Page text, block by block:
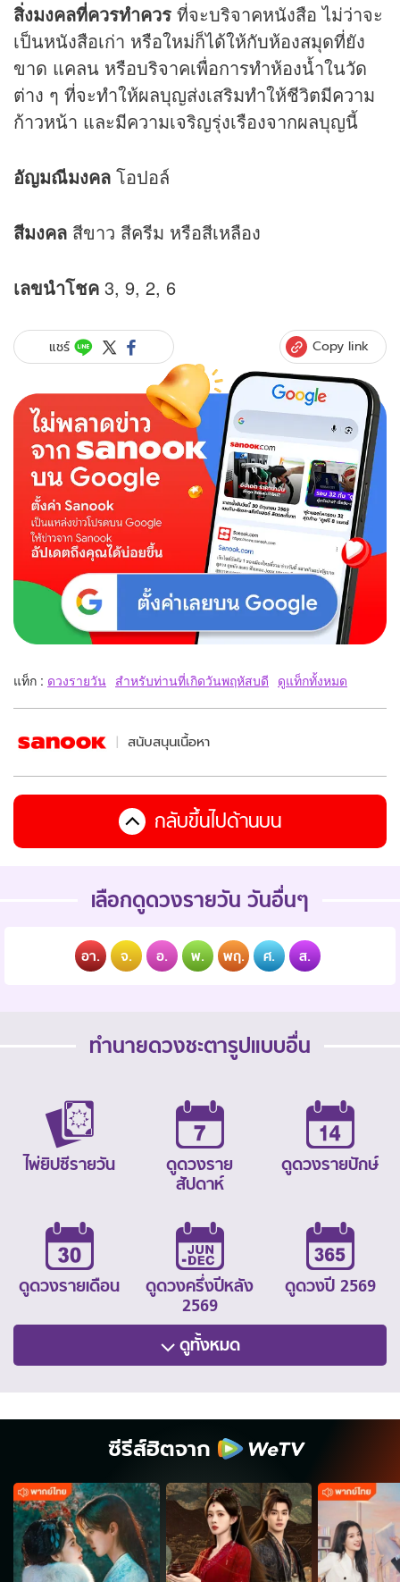
สิ่งมงคลที่ควรทำควร ที่จะบริจาคหนังสือ ไม่ว่าจะ
เป็นหนังสือเก่า หรือใหม่ก็ได้ให้กับห้องสมุดที่ยัง
ขาด แคลน หรือบริจาคเพื่อการทำห้องน้ำในวัด
ต่าง ๆ ที่จะทำให้ผลบุญส่งเสริมทำให้ชีวิตมีความ
ก้าวหน้า และมีความเจริญรุ่งเรืองจากผลบุญนี้
อัญมณีมงคล โอปอล์
สีมงคล สีขาว สีครีม หรือสีเหลือง
เลขนำโชค 3, 9, 2, 6
แชร์ Copy link
แท็ก : ดวงรายวัน สำหรับท่านที่เกิดวันพฤหัสบดี ดูแท็กทั้งหมด
สนับสนุนเนื้อหา
กลับขึ้นไปด้านบน
เลือกดูดวงรายวัน วันอื่นๆ
อา. จ. อ. พ. พฤ. ศ. ส.
ทำนายดวงชะตารูปแบบอื่น
ไพ่ยิปซีรายวัน
ดูดวงราย
สัปดาห์
ดูดวงรายปักษ์
ดูดวงรายเดือน
ดูดวงครึ่งปีหลัง
2569
ดูดวงปี 2569
ดูทั้งหมด
ซีรีส์ฮิตจาก